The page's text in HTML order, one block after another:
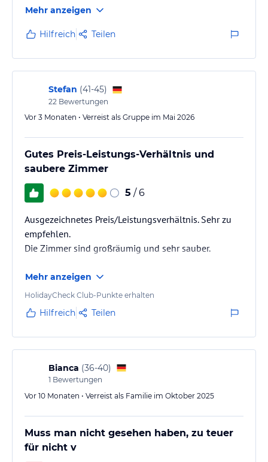
Kinderspielplatz
Gesundheitszentrum mit Massagepraxis
Kostenlos WLAN in allen Ferienwohnungen und öffentlichen
Spielzimmer mit Billard, Kicker, Spielautomaten (jeweils gegen
Direkt bei der Ferienanlage kann man in das ausgedehnte
Wanderwegenetz des Luftkurortes Freyung einsteigen und die
wunderschöne Natur der einmaligen Mittelgebirgslandschaft
genießen.
In der 100 m entfernt gelegenen Glasbläserei können Sie unter
Anleitung ein eigenes Glas blasen.
Nationalpark Bayerischer Wald. Hier darf sich die Natur ohne
Eingriffe des Menschen entwickeln. Den Gast erwartet eine
einmalige, grenzenlose Waldwildnis. Ein Highlight ist der auch im
Winter geöffnete längste Baumwipfelpfad der Welt.
Sonstige Einrichtungen und Services
Unsere Rezeption steht Ihnen von Montag-Sonntag von 08.00 Uhr
bis 12.00 Uhr und von 13.00 Uhr bis 19.00 Uhr zur Verfügung.
Hoteliers-/Veranstalter-/Kataloginformationen. Alle Angaben
jeweiligen Veranstalters.
Mehr anzeigen
Hilfreich Teilen
Stefan (41-45)
22 Bewertungen
Vor 3 Monaten • Verreist als Gruppe im Mai 2026
Gutes Preis-Leistungs-Verhältnis und
saubere Zimmer
5 / 6
Ausgezeichnetes Preis/Leistungsverhältnis. Sehr zu
empfehlen.
Die Zimmer sind großräumig und sehr sauber.
Mehr anzeigen
HolidayCheck Club-Punkte erhalten
Hilfreich Teilen
Bianca (36-40)
1 Bewertungen
Vor 10 Monaten • Verreist als Familie im Oktober 2025
Muss man nicht gesehen haben, zu teuer
für nicht v